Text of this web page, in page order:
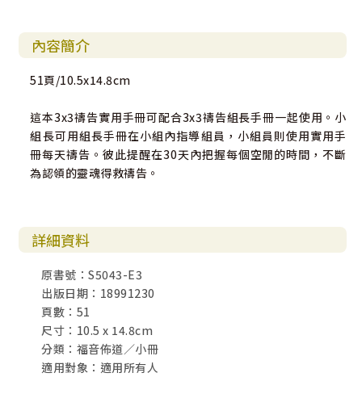
內容簡介
51頁/10.5x14.8cm
這本3x3禱告實用手冊可配合3x3禱告組長手冊一起使用。小
組長可用組長手冊在小組內指導組員，小組員則使用實用手
冊每天禱告。彼此提醒在30天內把握每個空閒的時間，不斷
為認領的靈魂得救禱告。
詳細資料
原書號：S5043-E3
出版日期：18991230
頁數：51
尺寸：10.5 x 14.8cm
分類：福音佈道／小冊
適用對象：適用所有人